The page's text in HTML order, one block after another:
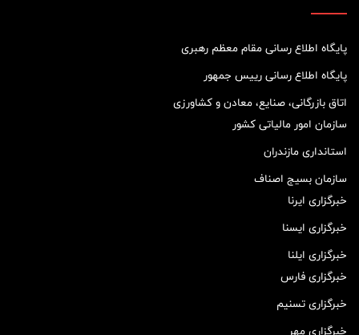
پایگاه اطلاع رسانی مقام معظم رهبری
پایگاه اطلاع رسانی رییس جمهور
اتاق بازرگانی، صنایع، معادن و کشاورزی
سازمان امور مالیاتی کشور
استانداری مازندران
سازمان بسیج اصناف
خبرگزاری ایرنا
خبرگزاری ایسنا
خبرگزاری ایلنا
خبرگزاری فارس
خبرگزاری تسنیم